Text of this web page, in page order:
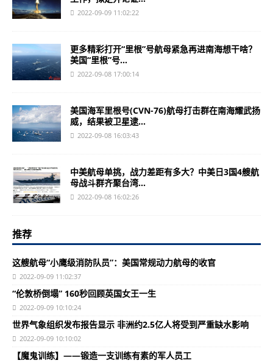
2022-09-09 11:02:22
更多精彩打开“里根”号航母紧急再进南海想干啥？
美国“里根”号...
2022-09-08 17:00:14
美国海军里根号(CVN-76)航母打击群在南海耀武扬
威，结果被卫星逮...
2022-09-08 16:03:43
中美航母单挑，战力差距有多大？中美日3国4艘航
母战斗群齐聚台湾...
2022-09-08 16:02:26
推荐
这艘航母“小鹰级消防队员”：美国常规动力航母的收官
2022-09-09 11:02:37
“伦敦桥倒塌” 160秒回顾英国女王一生
2022-09-09 10:10:24
世界气象组织发布报告显示 非洲约2.5亿人将受到严重缺水影响
2022-09-09 10:10:02
【魔鬼训练】——锻造一支训练有素的军人员工